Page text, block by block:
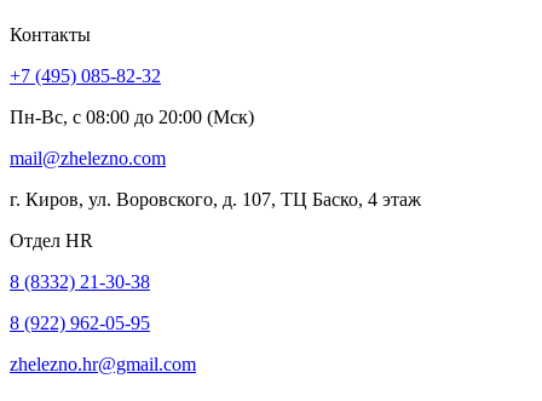
Контакты
+7 (495) 085-82-32
Пн-Вс, с 08:00 до 20:00 (Мск)
mail@zhelezno.com
г. Киров, ул. Воровского, д. 107, ТЦ Баско, 4 этаж
Отдел HR
8 (8332) 21-30-38
8 (922) 962-05-95
zhelezno.hr@gmail.com